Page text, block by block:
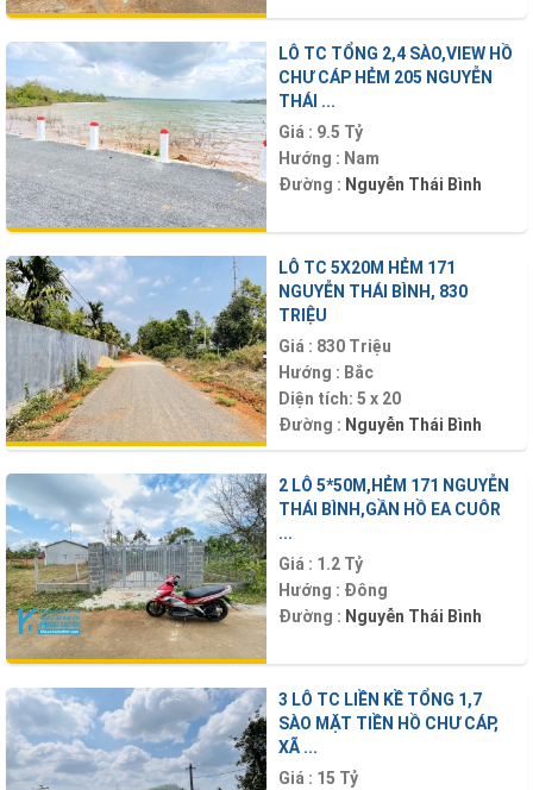
LÔ TC TỔNG 2,4 SÀO,VIEW HỒ
CHƯ CÁP HẺM 205 NGUYỄN
THÁI ...
Giá : 9.5 Tỷ
Hướng : Nam
Đường : Nguyễn Thái Bình
LÔ TC 5X20M HẺM 171
NGUYỄN THÁI BÌNH, 830
TRIỆU
Giá : 830 Triệu
Hướng : Bắc
Diện tích: 5 x 20
Đường : Nguyễn Thái Bình
2 LÔ 5*50M,HẺM 171 NGUYỄN
THÁI BÌNH,GẦN HỒ EA CUÔR
...
Giá : 1.2 Tỷ
Hướng : Đông
Đường : Nguyễn Thái Bình
3 LÔ TC LIỀN KỀ TỔNG 1,7
SÀO MẶT TIỀN HỒ CHƯ CÁP,
XÃ ...
Giá : 15 Tỷ